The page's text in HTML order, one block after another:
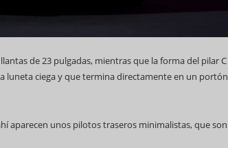
de 23 pulgadas, mientras que la forma del pilar C
luneta ciega y que termina directamente en un portón
aparecen unos pilotos traseros minimalistas, que son